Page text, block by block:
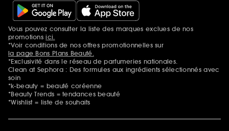
Mentions additionnelles
Vous pouvez consulter la liste des marques exclues de nos
promotionsici.
*Voir conditions de nos offres promotionnelles sur
la page Bons Plans Beauté.
*Exclusivité dans le réseau de parfumeries nationales.
Clean at Sephora : Des formules aux ingrédients sélectionnés avec
soin
*k-beauty = beauté coréenne
*Beauty Trends = tendances beauté
*Wishlist = liste de souhaits